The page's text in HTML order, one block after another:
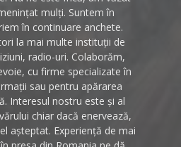
mulți. Suntem în
în continuare anchete.
la mai multe instituții de
radio-uri. Colaborăm,
cu firme specializate în
sau pentru apărarea
Interesul nostru este și al
chiar dacă enervează,
așteptat. Experiență de mai